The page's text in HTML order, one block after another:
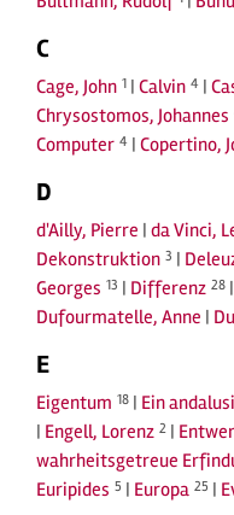
C
Cage, John 1 | Calvin 4 |
Chrysostomos, Johannes
Computer 4 | Copertino,
D
d'Ailly, Pierre | da Vinci,
Dekonstruktion 3 |
Georges 13 | Differenz 28 |
Dufourmatelle, Anne |
E
Eigentum 18 | Ein
| Engell, Lorenz 2 |
wahrheitsgetreue
Euripides 5 | Europa 25 |